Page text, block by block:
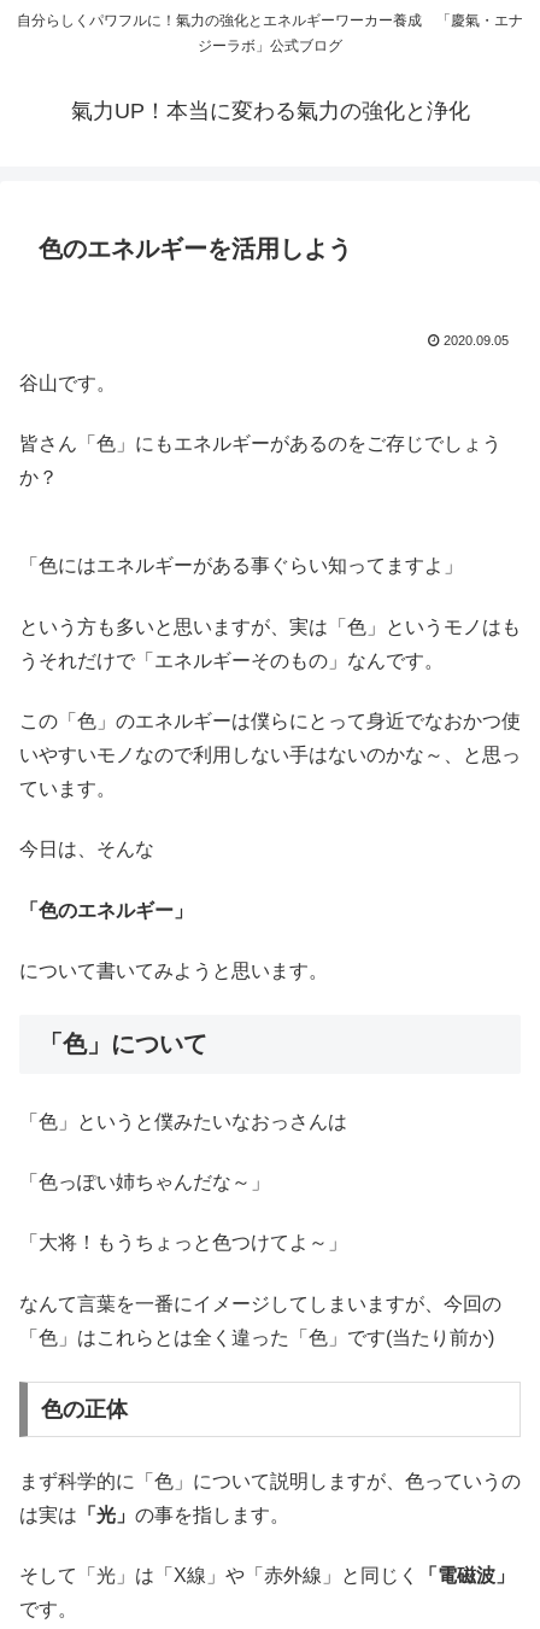
自分らしくパワフルに！氣力の強化とエネルギーワーカー養成 「慶氣・エナ
ジーラボ」公式ブログ
氣力UP！本当に変わる氣力の強化と浄化
色のエネルギーを活用しよう
2020.09.05
谷山です。
皆さん「色」にもエネルギーがあるのをご存じでしょう
か？
「色にはエネルギーがある事ぐらい知ってますよ」
という方も多いと思いますが、実は「色」というモノはも
うそれだけで「エネルギーそのもの」なんです。
この「色」のエネルギーは僕らにとって身近でなおかつ使
いやすいモノなので利用しない手はないのかな～、と思っ
ています。
今日は、そんな
「色のエネルギー」
について書いてみようと思います。
「色」について
「色」というと僕みたいなおっさんは
「色っぽい姉ちゃんだな～」
「大将！もうちょっと色つけてよ～」
なんて言葉を一番にイメージしてしまいますが、今回の
「色」はこれらとは全く違った「色」です(当たり前か)
色の正体
まず科学的に「色」について説明しますが、色っていうの
は実は 「光」 の事を指します。
そして「光」は「X線」や「赤外線」と同じく
「電磁波」
です。